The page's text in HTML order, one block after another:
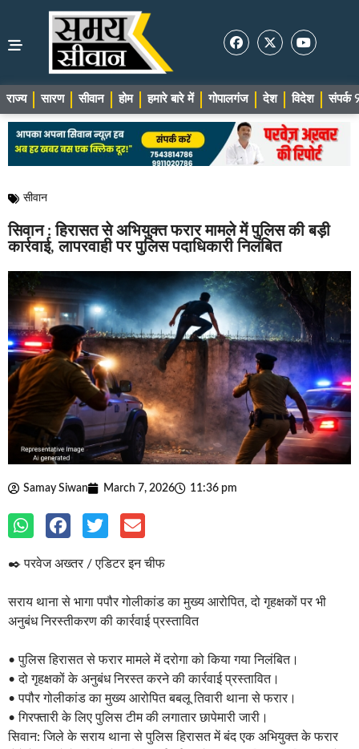
राज्य सारण सीवान होम हमारे बारे में गोपालगंज देश विदेश संपर्क
सीवान
सिवान : हिरासत से अभियुक्त फरार मामले में पुलिस की बड़ी
कार्रवाई, लापरवाही पर पुलिस पदाधिकारी निलंबित
Samay Siwan March 7, 2026 11:36 pm
✒️ परवेज अख्तर / एडिटर इन चीफ
सराय थाना से भागा पपौर गोलीकांड का मुख्य आरोपित, दो गृहक्षकों पर भी
अनुबंध निरस्तीकरण की कार्रवाई प्रस्तावित
• पुलिस हिरासत से फरार मामले में दरोगा को किया गया निलंबित।
• दो गृहक्षकों के अनुबंध निरस्त करने की कार्रवाई प्रस्तावित।
• पपौर गोलीकांड का मुख्य आरोपित बबलू तिवारी थाना से फरार।
• गिरफ्तारी के लिए पुलिस टीम की लगातार छापेमारी जारी।
सिवान: जिले के सराय थाना से पुलिस हिरासत में बंद एक अभियुक्त के फरार